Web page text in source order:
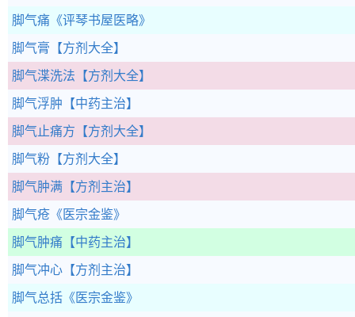
脚气痛 《评琴书屋医略》
脚气膏 【方剂大全】
脚气渫洗法 【方剂大全】
脚气浮肿 【中药主治】
脚气止痛方 【方剂大全】
脚气粉 【方剂大全】
脚气肿满 【方剂主治】
脚气疮 《医宗金鉴》
脚气肿痛 【中药主治】
脚气冲心 【方剂主治】
脚气总括 《医宗金鉴》